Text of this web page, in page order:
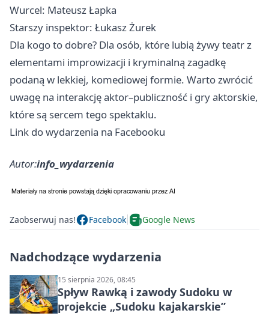
Wurcel: Mateusz Łapka
Starszy inspektor: Łukasz Żurek
Dla kogo to dobre? Dla osób, które lubią żywy teatr z
elementami improwizacji i kryminalną zagadkę
podaną w lekkiej, komediowej formie. Warto zwrócić
uwagę na interakcję aktor–publiczność i gry aktorskie,
które są sercem tego spektaklu.
Link do wydarzenia na Facebooku
Autor:info_wydarzenia
Zaobserwuj nas! Facebook Google News
Nadchodzące wydarzenia
15 sierpnia 2026, 08:45
Spływ Rawką i zawody Sudoku w
projekcie „Sudoku kajakarskie”